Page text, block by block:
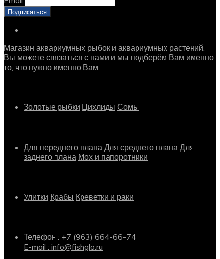
Магазин аквариумных рыбок и аквариумных растений.
Вы можете связаться с нами и мы подберём Вам именно
то, что нужно именно Вам.
Золотые рыбки Цихлиды Сомы
Для переднего плана Для среднего плана Для
заднего плана Мох и папоротники
Улитки Крабы Креветки и раки
Телефон : +7 (963) 664-66-74
E-mail : info@fishglo.ru